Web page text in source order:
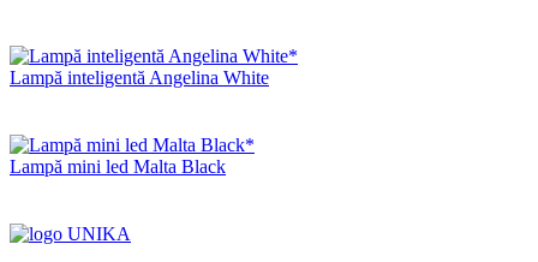
Lampă inteligentă Angelina White
Lampă mini led Malta Black